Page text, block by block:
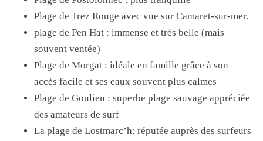
Plage de Trez Rouge avec vue sur Camaret-sur-mer.
plage de Pen Hat : immense et très belle (mais
souvent ventée)
Plage de Morgat : idéale en famille grâce à son
accès facile et ses eaux souvent plus calmes
Plage de Goulien : superbe plage sauvage appréciée
des amateurs de surf
La plage de Lostmarc’h: réputée auprès des surfeurs